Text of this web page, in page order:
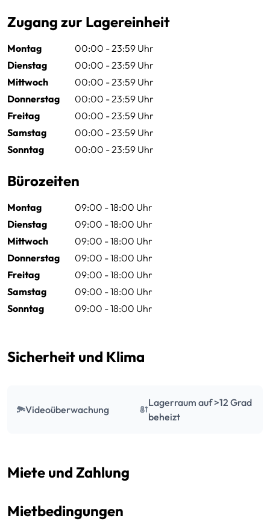
Zugang zur Lagereinheit
Montag
00:00 - 23:59 Uhr
Dienstag
00:00 - 23:59 Uhr
Mittwoch
00:00 - 23:59 Uhr
Donnerstag
00:00 - 23:59 Uhr
Freitag
00:00 - 23:59 Uhr
Samstag
00:00 - 23:59 Uhr
Sonntag
00:00 - 23:59 Uhr
Bürozeiten
Montag
09:00 - 18:00 Uhr
Dienstag
09:00 - 18:00 Uhr
Mittwoch
09:00 - 18:00 Uhr
Donnerstag
09:00 - 18:00 Uhr
Freitag
09:00 - 18:00 Uhr
Samstag
09:00 - 18:00 Uhr
Sonntag
09:00 - 18:00 Uhr
Sicherheit und Klima
Videoüberwachung
Lagerraum auf >12 Grad
beheizt
Miete und Zahlung
Mietbedingungen